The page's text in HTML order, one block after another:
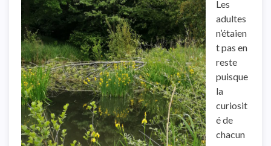
Les
adultes
n’étaien
t pas en
reste
puisque
la
curiosit
é de
chacun